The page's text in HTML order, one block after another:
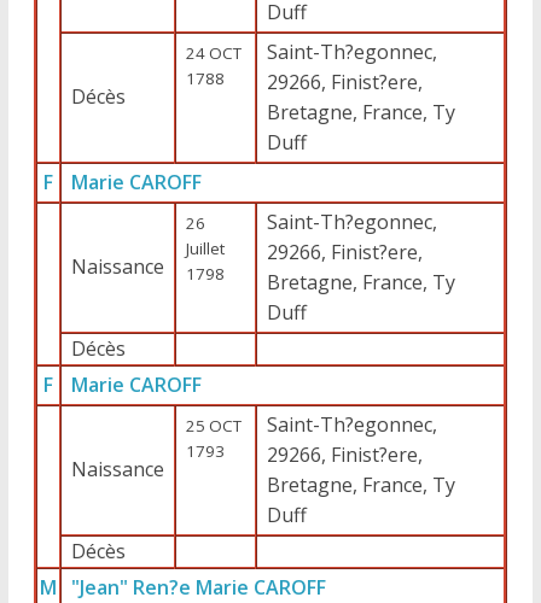
Duff
Décès
24 OCT
1788
Saint-Th?egonnec,
29266, Finist?ere,
Bretagne, France, Ty
Duff
F
Marie CAROFF
Naissance
26
Juillet
1798
Saint-Th?egonnec,
29266, Finist?ere,
Bretagne, France, Ty
Duff
Décès
F
Marie CAROFF
Naissance
25 OCT
1793
Saint-Th?egonnec,
29266, Finist?ere,
Bretagne, France, Ty
Duff
Décès
M
"Jean" Ren?e Marie CAROFF